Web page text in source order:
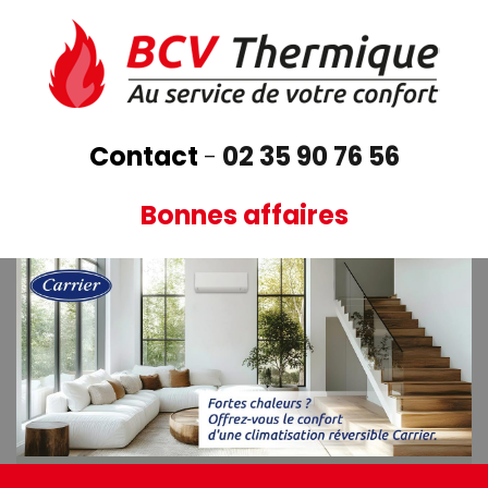
au
contenu
principal
Contact - 02 35 90 76 56
Bonnes affaires